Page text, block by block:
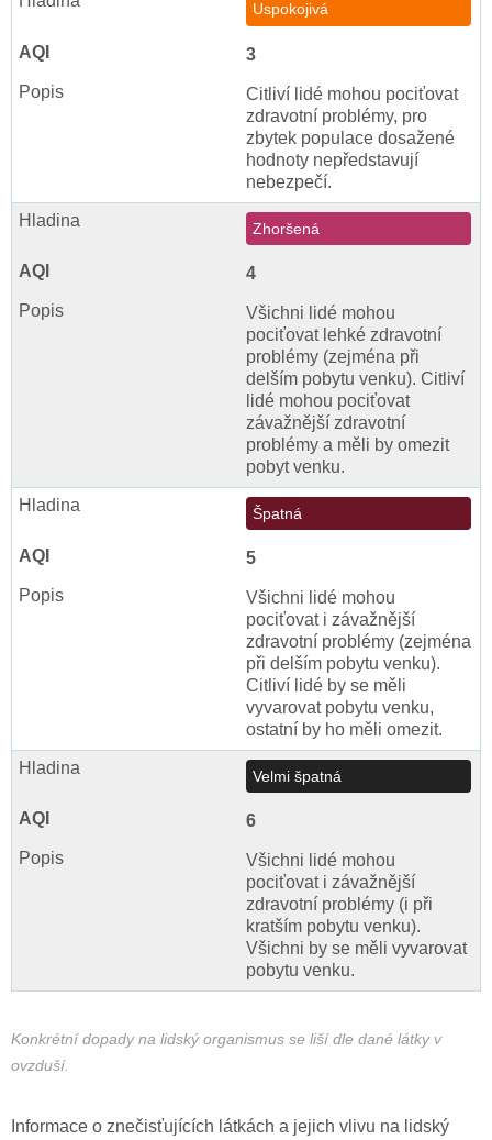
Uspokojivá
3
Citliví lidé mohou pociťovat
zdravotní problémy, pro
zbytek populace dosažené
hodnoty nepředstavují
nebezpečí.
Zhoršená
4
Všichni lidé mohou
pociťovat lehké zdravotní
problémy (zejména při
delším pobytu venku). Citliví
lidé mohou pociťovat
závažnější zdravotní
problémy a měli by omezit
pobyt venku.
Špatná
5
Všichni lidé mohou
pociťovat i závažnější
zdravotní problémy (zejména
při delším pobytu venku).
Citliví lidé by se měli
vyvarovat pobytu venku,
ostatní by ho měli omezit.
Velmi špatná
6
Všichni lidé mohou
pociťovat i závažnější
zdravotní problémy (i při
kratším pobytu venku).
Všichni by se měli vyvarovat
pobytu venku.
Konkrétní dopady na lidský organismus se liší dle dané látky v
ovzduší.
Informace o znečisťujících látkách a jejich vlivu na lidský